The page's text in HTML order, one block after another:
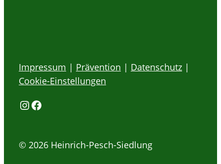
Impressum | Prävention | Datenschutz |
Cookie-Einstellungen
Instagram
Facebook
© 2026 Heinrich-Pesch-Siedlung